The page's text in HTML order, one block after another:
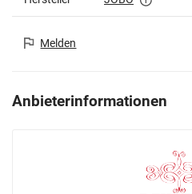
Melden
Anbieterinformationen